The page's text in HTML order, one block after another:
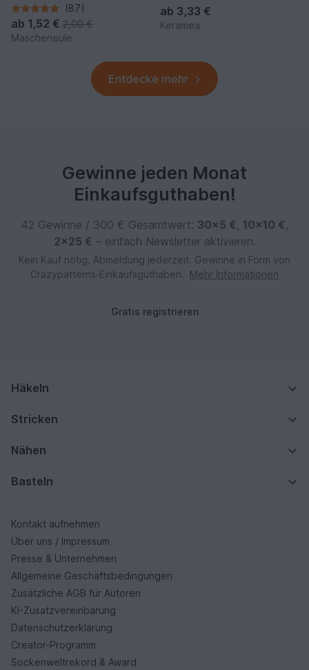
ÜBERARBEITET
(87)
ab 1,52 € 2,00 €
Mascheneule
ab 3,33 €
Keramea
Entdecke mehr
Gewinne jeden Monat
Einkaufsguthaben!
42 Gewinne / 300 € Gesamtwert: 30×5 €, 10×10 €,
2×25 € – einfach Newsletter aktivieren.
Kein Kauf nötig. Abmeldung jederzeit. Gewinne in Form von
Crazypatterns‑Einkaufsguthaben.
Mehr Informationen
Gratis registrieren
Häkeln
Stricken
Nähen
Basteln
Kontakt aufnehmen
Über uns / Impressum
Presse & Unternehmen
Allgemeine Geschäftsbedingungen
Zusätzliche AGB für Autoren
KI-Zusatzvereinbarung
Datenschutzerklärung
Creator-Programm
Sockenweltrekord & Award